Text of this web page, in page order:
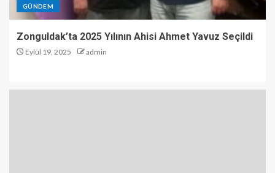
GÜNDEM
Zonguldak’ta 2025 Yılının Ahisi Ahmet Yavuz Seçildi
Eylül 19, 2025 admin